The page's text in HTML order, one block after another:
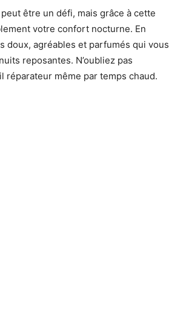
être un défi, mais grâce à cette
votre confort nocturne. En
doux, agréables et parfumés qui vous
reposantes. N’oubliez pas
réparateur même par temps chaud.